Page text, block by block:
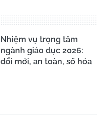
Nhiệm vụ trọng tâm
ngành giáo dục 2026:
đổi mới, an toàn, số hóa